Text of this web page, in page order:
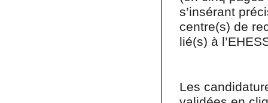
s’insérant
centre(s) de
lié(s) à
Les